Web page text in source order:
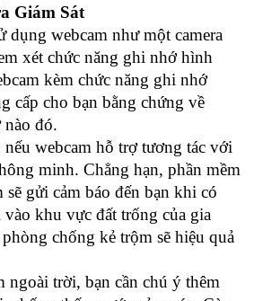
Giám Sát
webcam như một camera
xét chức năng ghi nhớ hình
kèm chức năng ghi nhớ
cấp cho bạn bằng chứng về
đó.
webcam hỗ trợ tương tác với
minh. Chẳng hạn, phần mềm
gửi cảm báo đến bạn khi có
khu vực đất trống của gia
chống kẻ trộm sẽ hiệu quả
ngoài trời, bạn cần chú ý thêm